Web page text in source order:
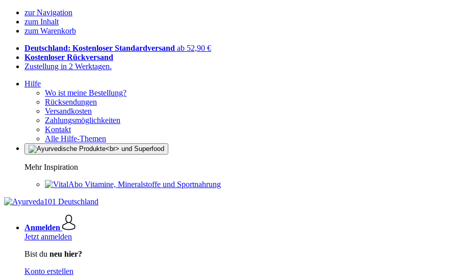
zur Navigation
zum Inhalt
zum Warenkorb
Deutschland: Kostenloser Standardversand ab 52,90 €
Kostenloser Rückversand
Zustellung in 2 Werktagen.
Hilfe
Wo ist meine Bestellung?
Rücksendungen
Versandkosten
Zahlungsmöglichkeiten
Kontakt
Alle Hilfe-Themen
Mehr Inspiration
Vitamine, Mineralstoffe und Sportnahrung
Anmelden
Jetzt anmelden
Bist du neu hier?
Konto erstellen